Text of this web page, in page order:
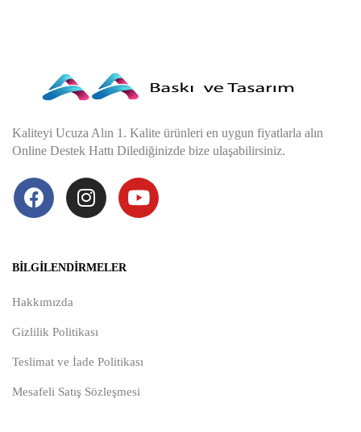
Kaliteyi Ucuza Alın 1. Kalite ürünleri en uygun fiyatlarla alın
Online Destek Hattı Dilediğinizde bize ulaşabilirsiniz.
BILGILENDIRMELER
Hakkımızda
Gizlilik Politikası
Teslimat ve İade Politikası
Mesafeli Satış Sözleşmesi